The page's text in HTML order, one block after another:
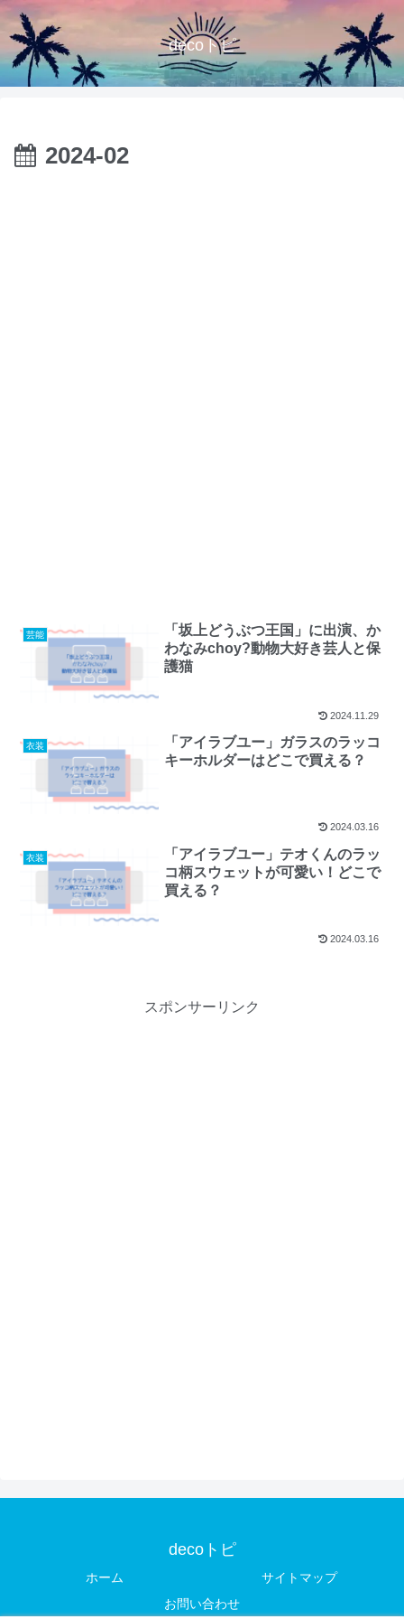
decoトピ
2024-02
芸能
「坂上どうぶつ王国」に出演、か
わなみchoy?動物大好き芸人と保
護猫
2024.11.29
衣装
「アイラブユー」ガラスのラッコ
キーホルダーはどこで買える？
2024.03.16
衣装
「アイラブユー」テオくんのラッ
コ柄スウェットが可愛い！どこで
買える？
2024.03.16
スポンサーリンク
decoトピ
ホーム
サイトマップ
お問い合わせ